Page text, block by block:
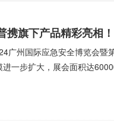
旗下产品精彩亮相！
广州国际应急安全博览会暨
一步扩大，展会面积达